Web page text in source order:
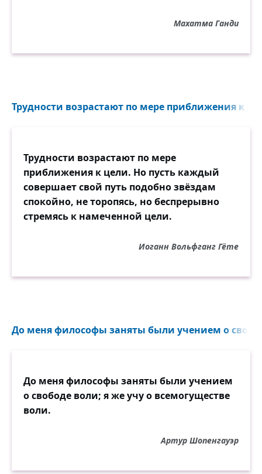
Махатма Ганди
Трудности возрастают по мере приближения к
Трудности возрастают по мере
приближения к цели. Но пусть каждый
совершает свой путь подобно звёздам
спокойно, не торопясь, но беспрерывно
стремясь к намеченной цели.
Иоганн Вольфганг Гёте
До меня философы заняты были учением о
До меня философы заняты были учением
о свободе воли; я же учу о всемогуществе
воли.
Артур Шопенгауэр